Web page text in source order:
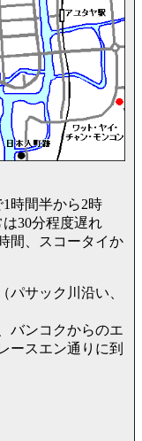
時間半から2時
30分程度遅れ
間、スコータイか
パサック川沿い、
バンコクからのエ
ースエン通りに到